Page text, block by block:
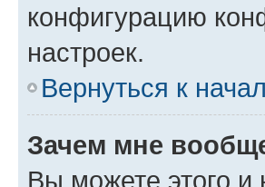
конфигурацию
настроек.
Вернуться к
Зачем мне
Вы можете этого и